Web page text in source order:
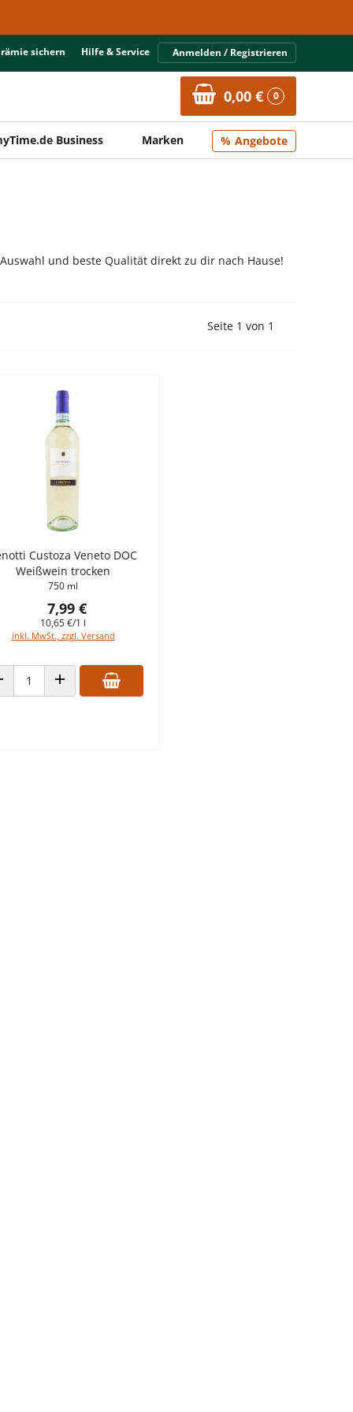
sichern Hilfe & Service Anmelden / Registrieren
0,00 € 0
Business Marken Angebote
und beste Qualität direkt zu dir nach Hause!
Vorherige Seite
Seite 1 von 1
Custoza Veneto DOC
Weißwein trocken
750 ml
7,99 €
10,65 €/1 l
inkl. MwSt., zzgl. Versand
VERRINGERN
ANZAHL ERHÖHEN